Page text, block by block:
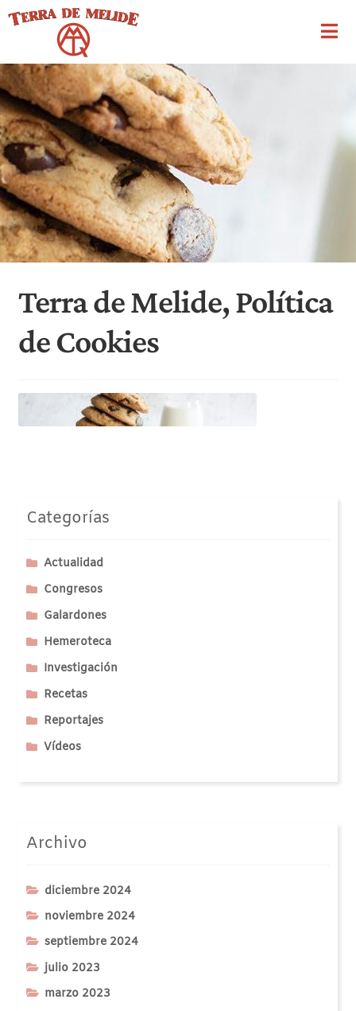
navegación
contenido
Terra de Melide, Política
de Cookies
Categorías
Actualidad
Congresos
Galardones
Hemeroteca
Investigación
Recetas
Reportajes
Vídeos
Archivo
diciembre 2024
noviembre 2024
septiembre 2024
julio 2023
marzo 2023